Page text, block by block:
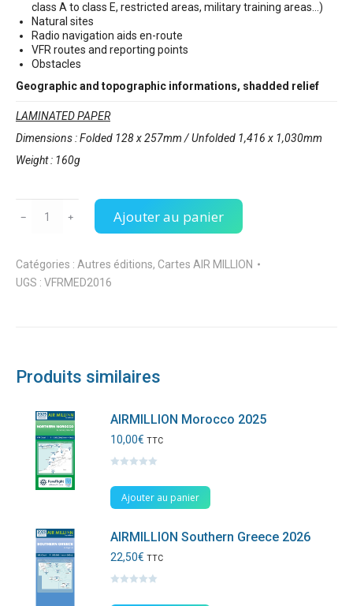
class A to class E, restricted areas, military training areas…)
Natural sites
Radio navigation aids en-route
VFR routes and reporting points
Obstacles
Geographic and topographic informations, shadded relief
LAMINATED PAPER
Dimensions : Folded 128 x 257mm / Unfolded 1,416 x 1,030mm
Weight : 160g
﹣ ﹢ Ajouter au panier
Catégories : Autres éditions, Cartes AIR MILLION
UGS : VFRMED2016
Produits similaires
AIRMILLION Morocco 2025
10,00€ TTC
0
sur
5
Ajouter au panier
AIRMILLION Southern Greece 2026
22,50€ TTC